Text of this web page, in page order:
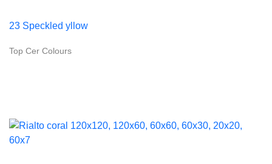
23 Speckled yllow
Top Cer Colours